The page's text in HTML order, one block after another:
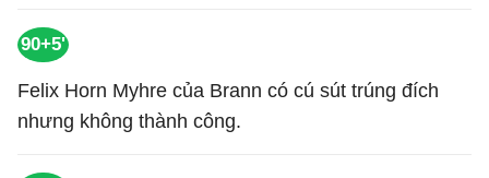
90+5'
Felix Horn Myhre của Brann có cú sút trúng đích
nhưng không thành công.